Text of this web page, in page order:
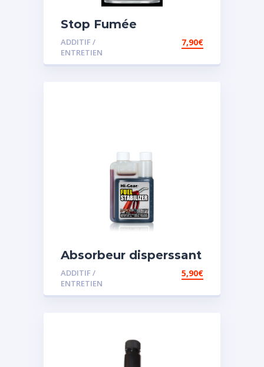
Stop Fumée
ADDITIF /
ENTRETIEN
7,90€
Absorbeur disperssant
d’eau pour carburant
ADDITIF /
ENTRETIEN
5,90€